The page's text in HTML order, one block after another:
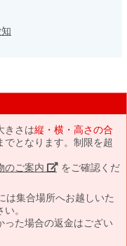
きさは縦・横・高さの合
でとなります。制限を超
のご案内」 をご確認くだ
は集合場所へお越しいた
。
た場合の返金はござい